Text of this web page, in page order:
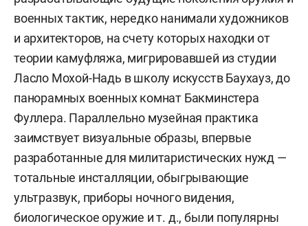
военных тактик, нередко нанимали художников
и архитекторов, на счету которых находки от
теории камуфляжа, мигрировавшей из студии
Ласло Мохой-Надь в школу искусств Баухауз, до
панорамных военных комнат Бакминстера
Фуллера. Параллельно музейная практика
заимствует визуальные образы, впервые
разработанные для милитаристических нужд —
тотальные инсталляции, обыгрывающие
ультразвук, приборы ночного видения,
биологическое оружие и т. д., были популярны